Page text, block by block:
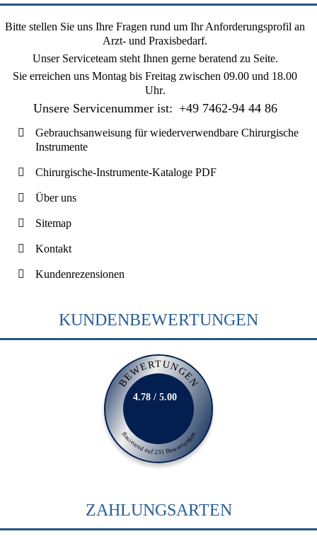
Bitte stellen Sie uns Ihre Fragen rund um Ihr Anforderungsprofil an
Arzt- und Praxisbedarf.
Unser Serviceteam steht Ihnen gerne beratend zu Seite.
Sie erreichen uns Montag bis Freitag zwischen 09.00 und 18.00
Uhr.
Unsere Servicenummer ist: +49 7462-94 44 86
Gebrauchsanweisung für wiederverwendbare Chirurgische
Instrumente
Chirurgische-Instrumente-Kataloge PDF
Über uns
Sitemap
Kontakt
Kundenrezensionen
KUNDENBEWERTUNGEN
BEWERTUNGEN
Basierend auf 231 Bewertungen
4.78 / 5.00
ZAHLUNGSARTEN